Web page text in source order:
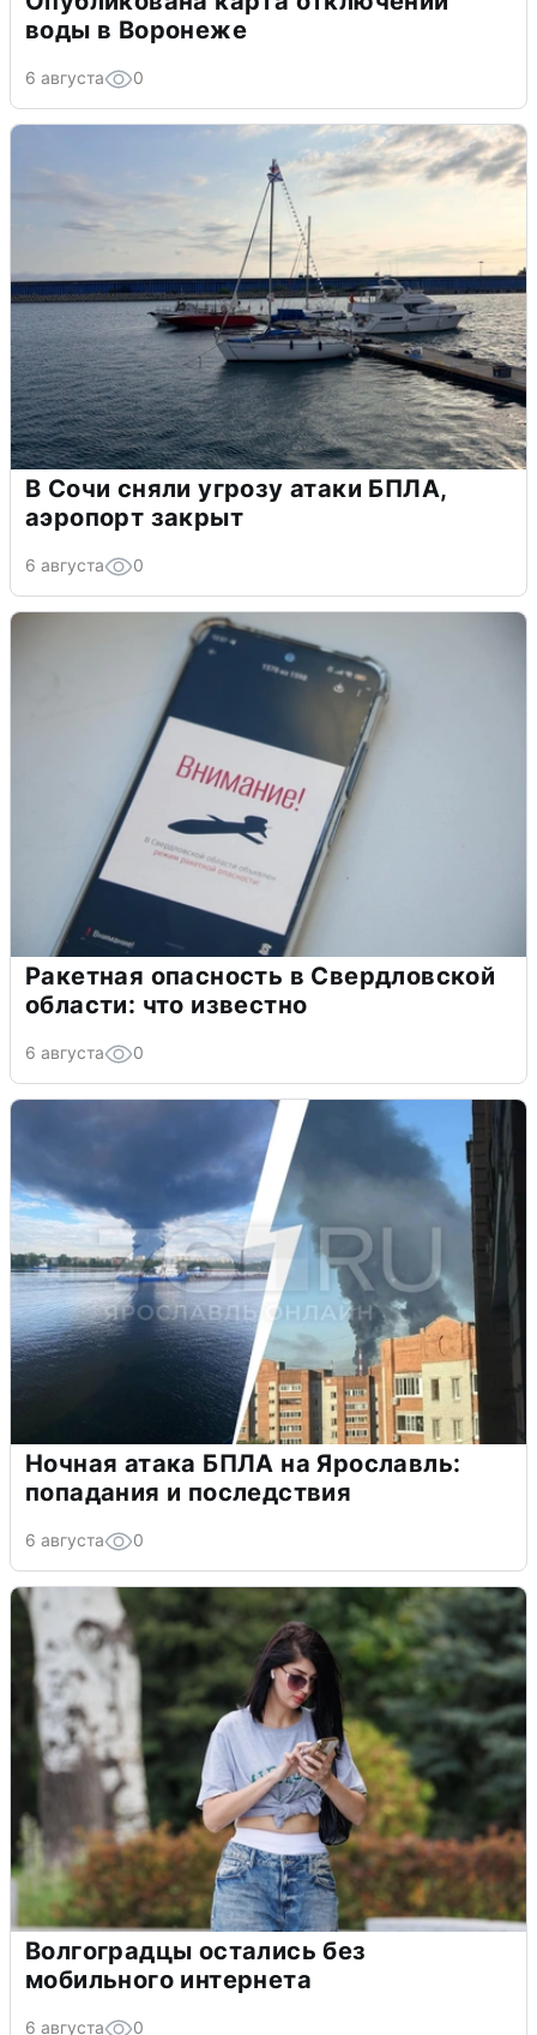
воды в Воронеже
6 августа 0
В Сочи сняли угрозу атаки БПЛА,
аэропорт закрыт
6 августа 0
Ракетная опасность в Свердловской
области: что известно
6 августа 0
Ночная атака БПЛА на Ярославль:
попадания и последствия
6 августа 0
Волгоградцы остались без
мобильного интернета
6 августа 0